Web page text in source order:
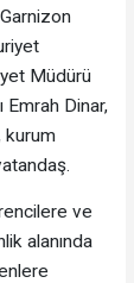
Müdürü
Emrah Dinar,
kurum
ve
alanında